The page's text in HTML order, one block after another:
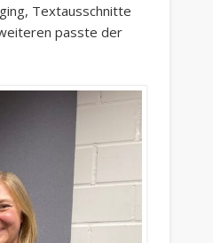
Textausschnitte
passte der